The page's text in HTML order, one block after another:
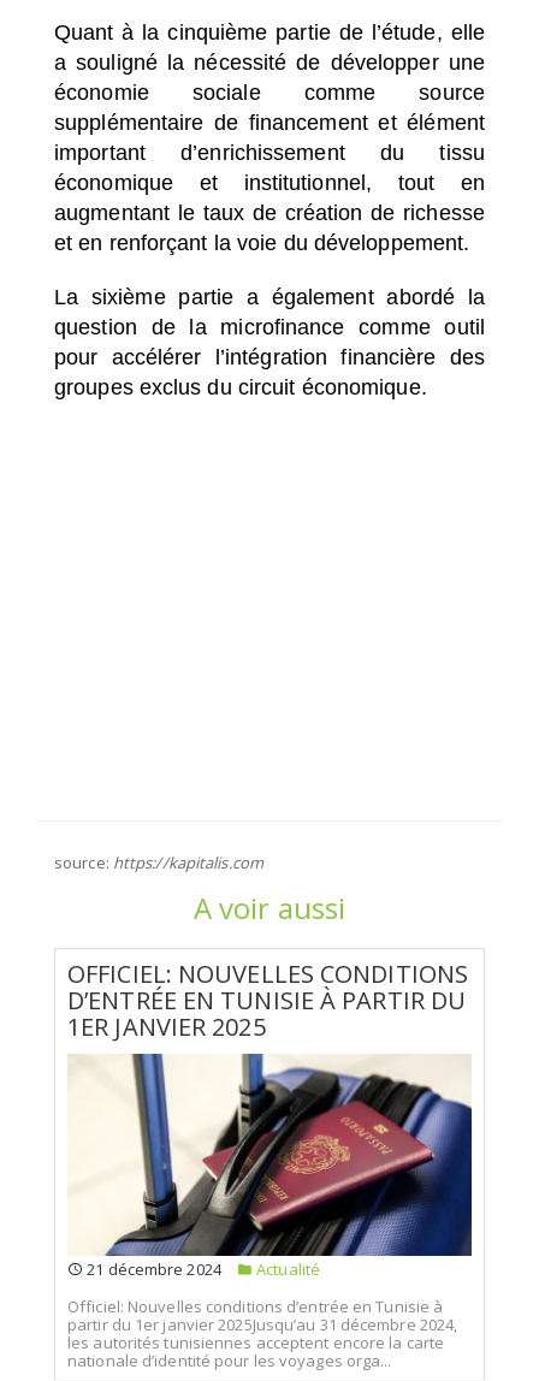
Quant à la cinquième partie de l’étude, elle
a souligné la nécessité de développer une
économie sociale comme source
supplémentaire de financement et élément
important d’enrichissement du tissu
économique et institutionnel, tout en
augmentant le taux de création de richesse
et en renforçant la voie du développement.
La sixième partie a également abordé la
question de la microfinance comme outil
pour accélérer l’intégration financière des
groupes exclus du circuit économique.
source: https://kapitalis.com
A voir aussi
OFFICIEL: NOUVELLES CONDITIONS
D’ENTRÉE EN TUNISIE À PARTIR DU
1ER JANVIER 2025
21 décembre 2024
Actualité
Officiel: Nouvelles conditions d’entrée en Tunisie à
partir du 1er janvier 2025Jusqu’au 31 décembre 2024,
les autorités tunisiennes acceptent encore la carte
nationale d’identité pour les voyages orga...